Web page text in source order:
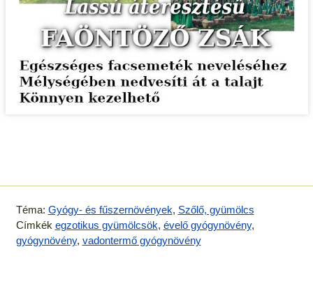
Téma: Gyógy- és fűszernövények, Szőlő, gyümölcs
Címkék egzotikus gyümölcsök, évelő gyógynövény,
gyógynövény, vadontermő gyógynövény